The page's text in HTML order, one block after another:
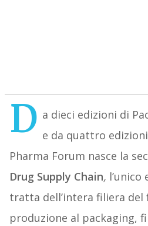
D a dieci edizioni di
e da quattro
Pharma Forum nasce la
Drug Supply Chain,
tratta dell’intera filiera del
produzione al packaging,